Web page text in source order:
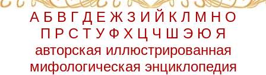
А Б В Г Д Е Ж З И Й К Л М Н О
П Р С Т У Ф Х Ц Ч Ш Э Ю Я
авторская иллюстрированная
мифологическая энциклопедия